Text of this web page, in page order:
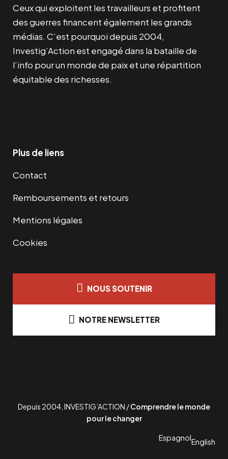
Ceux qui exploitent les travailleurs et profitent
des guerres financent également les grands
médias. C’est pourquoi depuis 2004,
Investig’Action est engagé dans la bataille de
l’info pour un monde de paix et une répartition
équitable des richesses.
Plus de liens
Contact
Remboursements et retours
Mentions légales
Cookies
NOUS SOUTENIR
NOTRE NEWSLETTER
Depuis 2004, INVESTIG’ACTION /Comprendre le monde
pour le changer
EspagnolEnglish